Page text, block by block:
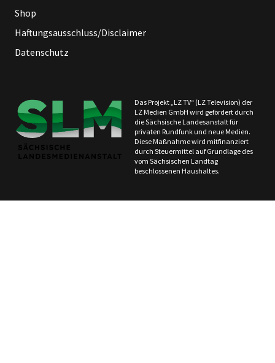
Shop
Haftungsausschluss/Disclaimer
Datenschutz
Das Projekt „LZ TV“ (LZ Television) der
LZ Medien GmbH wird gefördert durch
die Sächsische Landesanstalt für
privaten Rundfunk und neue Medien.
Diese Maßnahme wird mitfinanziert
durch Steuermittel auf Grundlage des
vom Sächsischen Landtag
beschlossenen Haushaltes.